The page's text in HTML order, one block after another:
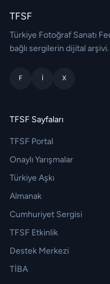
TFSF
Türkiye Fotoğraf Sanatı
bağlı sergilerin dijital arşivi.
F I X
TFSF Sayfaları
TFSF Portal
Onaylı Yarışmalar
Türkiye Aşkı
Almanak
Cumhuriyet Sergisi
TFSF Etkinlik
Destek Merkezi
TİBA